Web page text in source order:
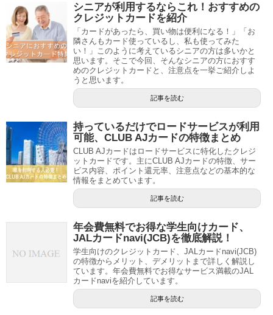
シニアが利用するならこれ！おすすめの
クレジットカードを紹介
「カードがあったら、買い物は便利になる！」「お
隣さんもカード使っているし、私も使ってみた
い！」このように考えているシニアの方は多いかと
思います。そこで今回、そんなシニアの方におすす
めのクレジットカードと、注意点を一挙ご紹介しよ
うと思います。
記事を読む
持っているだけでロードサービスが利用
可能、CLUB AJカードの特徴まとめ
CLUB AJカードはロードサービスに特化したクレジ
ットカードです。主にCLUB AJカードの特徴、サー
ビス内容、ポイント還元率、注意点などの基本的な
情報をまとめています。
記事を読む
年会費無料でお得な学生向けカード、
JALカードnavi(JCB)を徹底解説！
学生向けのクレジットカード、JALカードnavi(JCB)
の特徴からメリット、デメリットまで詳しく解説し
ています。年会費無料でお得なサービス満載のJAL
カードnaviを紹介しています。
記事を読む